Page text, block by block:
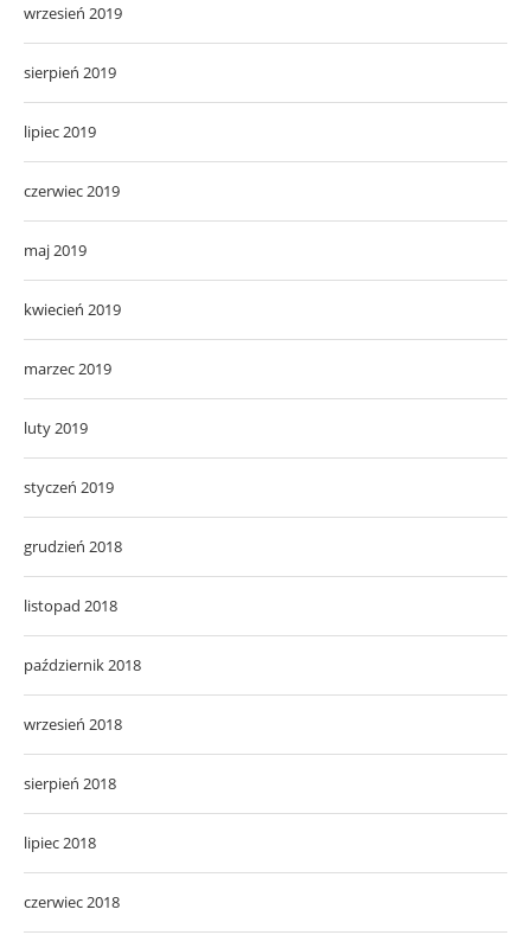
wrzesień 2019
sierpień 2019
lipiec 2019
czerwiec 2019
maj 2019
kwiecień 2019
marzec 2019
luty 2019
styczeń 2019
grudzień 2018
listopad 2018
październik 2018
wrzesień 2018
sierpień 2018
lipiec 2018
czerwiec 2018